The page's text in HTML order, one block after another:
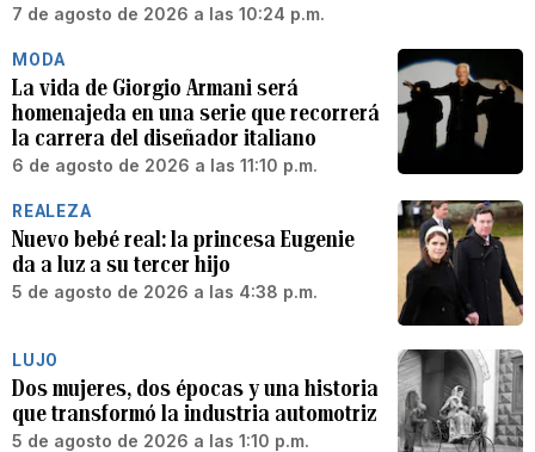
7 de agosto de 2026 a las 10:24 p.m.
MODA
La vida de Giorgio Armani será
homenajeda en una serie que recorrerá
la carrera del diseñador italiano
6 de agosto de 2026 a las 11:10 p.m.
REALEZA
Nuevo bebé real: la princesa Eugenie
da a luz a su tercer hijo
5 de agosto de 2026 a las 4:38 p.m.
LUJO
Dos mujeres, dos épocas y una historia
que transformó la industria automotriz
5 de agosto de 2026 a las 1:10 p.m.